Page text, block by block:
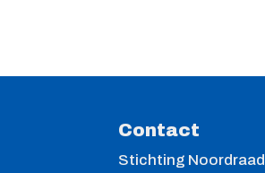
Contact
Stichting Noordraad